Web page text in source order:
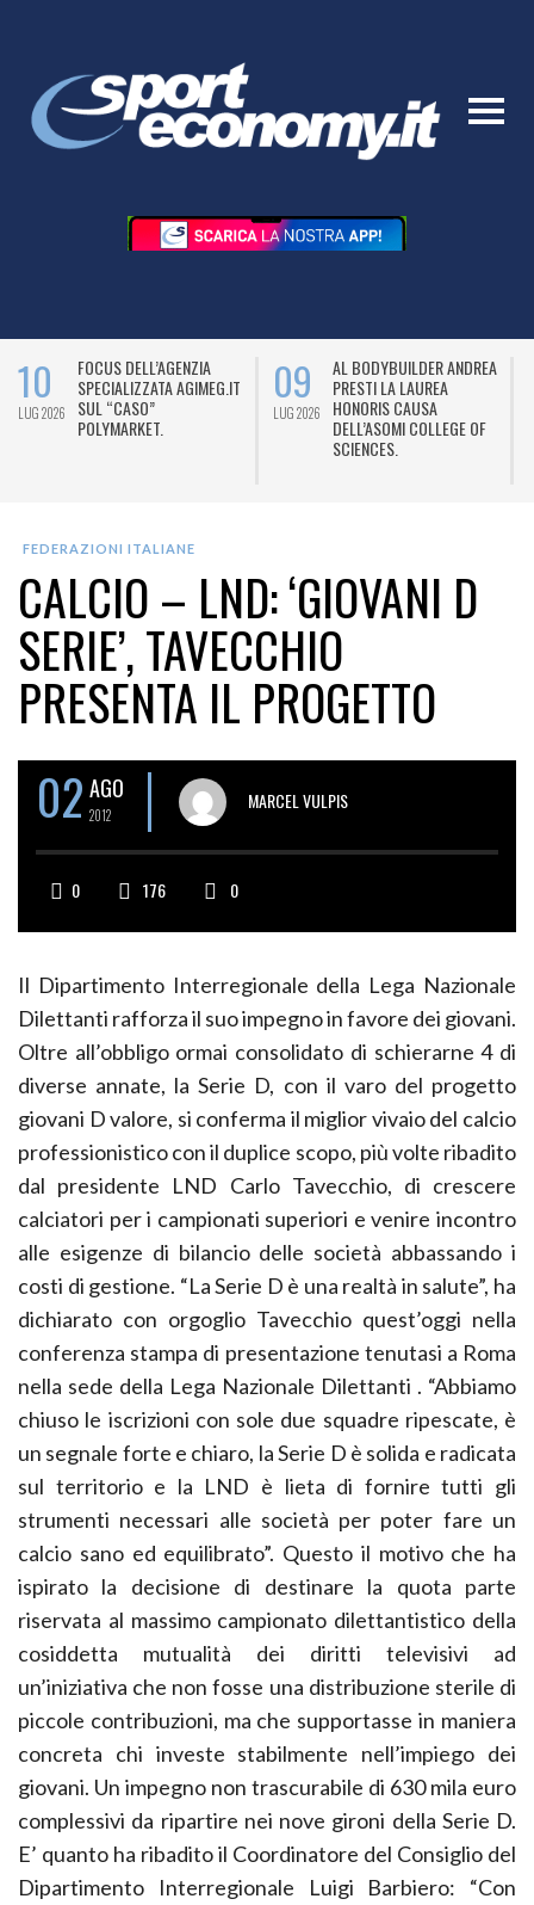
10
LUG 2026
FOCUS DELL’AGENZIA
SPECIALIZZATA AGIMEG.IT
SUL “CASO”
POLYMARKET.
09
LUG 2026
AL BODYBUILDER ANDREA
PRESTI LA LAUREA
HONORIS CAUSA
DELL’ASOMI COLLEGE OF
SCIENCES.
FEDERAZIONI ITALIANE
CALCIO – LND: ‘GIOVANI D
SERIE’, TAVECCHIO
PRESENTA IL PROGETTO
02 AGO
2012
MARCEL VULPIS
0 176 0
Il Dipartimento Interregionale della Lega Nazionale
Dilettanti rafforza il suo impegno in favore dei giovani.
Oltre all’obbligo ormai consolidato di schierarne 4 di
diverse annate, la Serie D, con il varo del progetto
giovani D valore, si conferma il miglior vivaio del calcio
professionistico con il duplice scopo, più volte ribadito
dal presidente LND Carlo Tavecchio, di crescere
calciatori per i campionati superiori e venire incontro
alle esigenze di bilancio delle società abbassando i
costi di gestione. “La Serie D è una realtà in salute”, ha
dichiarato con orgoglio Tavecchio quest’oggi nella
conferenza stampa di presentazione tenutasi a Roma
nella sede della Lega Nazionale Dilettanti . “Abbiamo
chiuso le iscrizioni con sole due squadre ripescate, è
un segnale forte e chiaro, la Serie D è solida e radicata
sul territorio e la LND è lieta di fornire tutti gli
strumenti necessari alle società per poter fare un
calcio sano ed equilibrato”. Questo il motivo che ha
ispirato la decisione di destinare la quota parte
riservata al massimo campionato dilettantistico della
cosiddetta mutualità dei diritti televisivi ad
un’iniziativa che non fosse una distribuzione sterile di
piccole contribuzioni, ma che supportasse in maniera
concreta chi investe stabilmente nell’impiego dei
giovani. Un impegno non trascurabile di 630 mila euro
complessivi da ripartire nei nove gironi della Serie D.
E’ quanto ha ribadito il Coordinatore del Consiglio del
Dipartimento Interregionale Luigi Barbiero: “Con